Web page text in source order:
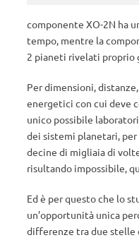
componente XO-2N ha
tempo, mentre la
2 pianeti rivelati proprio
Per dimensioni,
energetici con cui deve
unico possibile
dei sistemi planetari,
decine di migliaia di
risultando impossibile,
Ed è per questo che lo
un’opportunità unica
differenze tra due stelle